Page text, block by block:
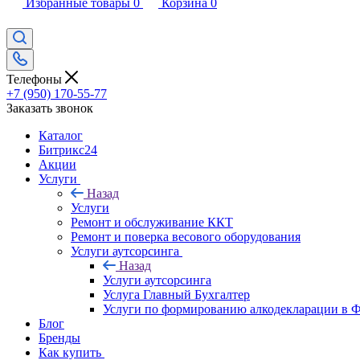
Избранные товары 0 Корзина 0
Телефоны
+7 (950) 170-55-77
Заказать звонок
Каталог
Битрикс24
Акции
Услуги
Назад
Услуги
Ремонт и обслуживание ККТ
Ремонт и поверка весового оборудования
Услуги аутсорсинга
Назад
Услуги аутсорсинга
Услуга Главный Бухгалтер
Услуги по формированию алкодекларации в
Блог
Бренды
Как купить